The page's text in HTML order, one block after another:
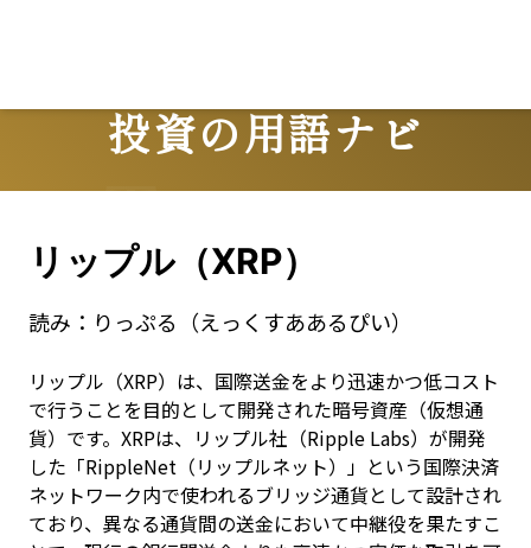
投資の用語ナビ
Terms
リップル（XRP）
読み： りっぷる（えっくすああるぴい）
リップル（XRP）は、国際送金をより迅速かつ低コスト
で行うことを目的として開発された暗号資産（仮想通
貨）です。XRPは、リップル社（Ripple Labs）が開発
した「RippleNet（リップルネット）」という国際決済
ネットワーク内で使われるブリッジ通貨として設計され
ており、異なる通貨間の送金において中継役を果たすこ